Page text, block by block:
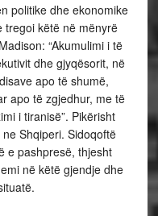
politike dhe ekonomike
tregoi këtë në mënyrë
“Akumulimi i të
dhe gjyqësorit, në
apo të shumë,
apo të zgjedhur, me të
i tiranisë”. Pikërisht
Shqiperi. Sidoqoftë
e pashpresë, thjesht
në këtë gjendje dhe